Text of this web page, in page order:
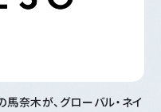
馬奈木が、グローバル・ネイ